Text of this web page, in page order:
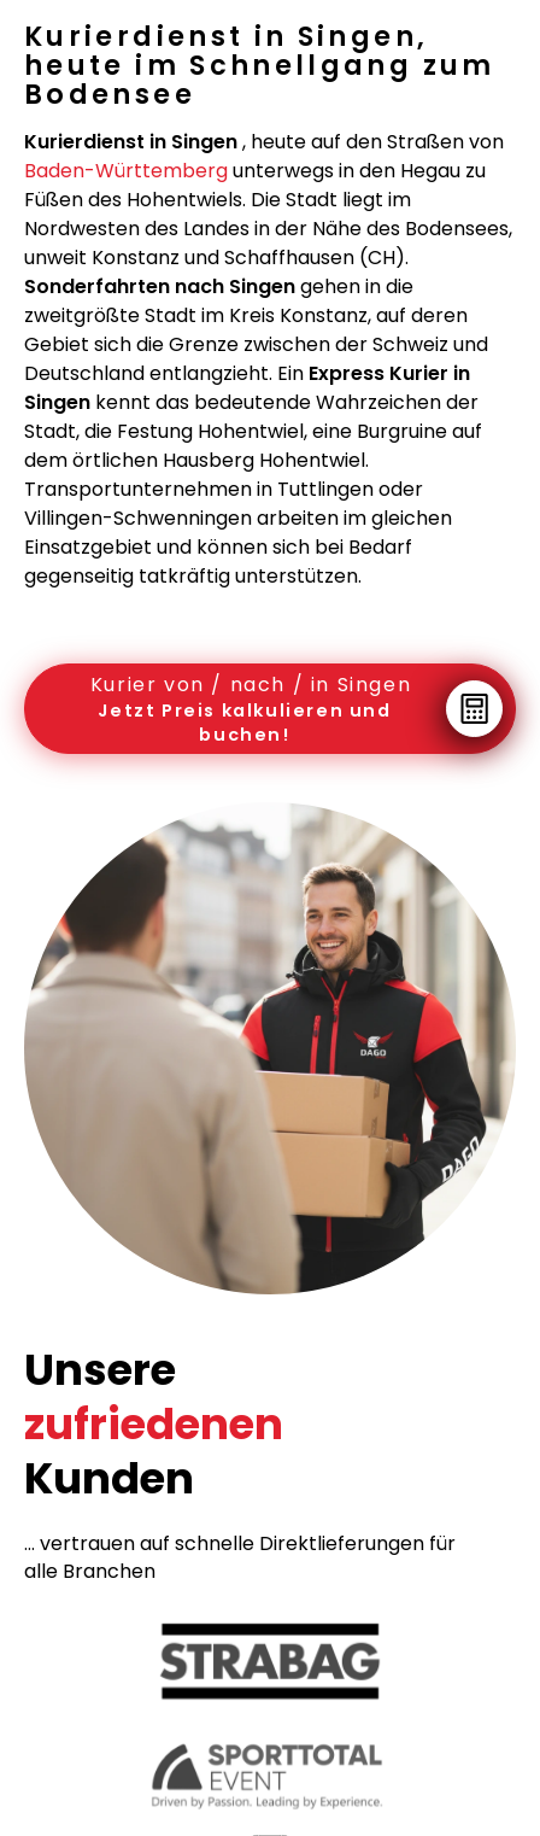
Kurierdienst in Singen,
heute im Schnellgang zum
Bodensee
Kurierdienst in Singen, heute auf den Straßen von
Baden-Württembergunterwegs in den Hegau zu
Füßen des Hohentwiels. Die Stadt liegt im
Nordwesten des Landes in der Nähe des Bodensees,
unweit Konstanz und Schaffhausen (CH).
Sonderfahrten nach Singengehen in die
zweitgrößte Stadt im Kreis Konstanz, auf deren
Gebiet sich die Grenze zwischen der Schweiz und
Deutschland entlangzieht. Ein Express Kurier in
Singen kennt das bedeutende Wahrzeichen der
Stadt, die Festung Hohentwiel, eine Burgruine auf
dem örtlichen Hausberg Hohentwiel.
Transportunternehmen in Tuttlingen oder
Villingen-Schwenningen arbeiten im gleichen
Einsatzgebiet und können sich bei Bedarf
gegenseitig tatkräftig unterstützen.
Kurier von / nach / in Singen
Jetzt Preis kalkulieren und
buchen!
Unsere
zufriedenen
Kunden
... vertrauen auf schnelle Direktlieferungen für
alle Branchen